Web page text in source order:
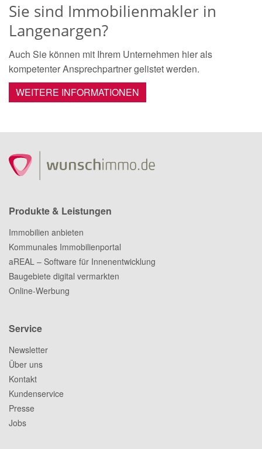
Sie sind Immobilienmakler in
Langenargen?
Auch Sie können mit Ihrem Unternehmen hier als
kompetenter Ansprechpartner gelistet werden.
WEITERE INFORMATIONEN
Produkte & Leistungen
Immobilien anbieten
Kommunales Immobilienportal
aREAL – Software für Innenentwicklung
Baugebiete digital vermarkten
Online-Werbung
Service
Newsletter
Über uns
Kontakt
Kundenservice
Presse
Jobs